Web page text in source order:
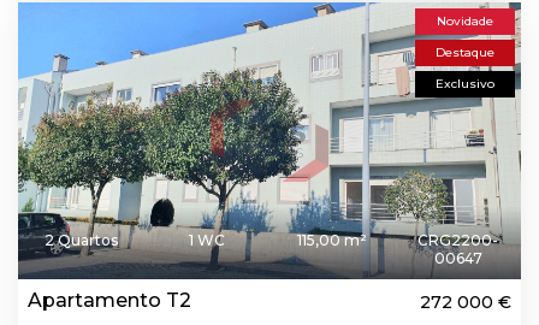
Novidade
Destaque
Exclusivo
2 Quartos 1 WC 115,00 m²
CRG2200-
00647
Apartamento T2 272 000 €